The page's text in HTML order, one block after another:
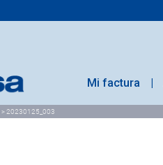
Mi factura
> 20230125_003